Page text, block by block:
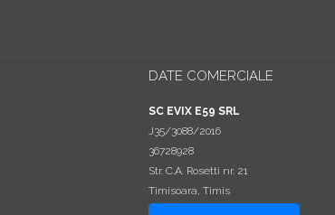
DATE COMERCIALE
SC EVIX E59 SRL
J35/3088/2016
36728928
Str. C.A. Rosetti nr. 21
Timisoara, Timis